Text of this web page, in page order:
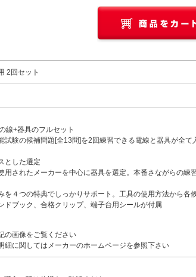
2回セット
線+器具のフルセット
試験の候補問題[全13問]を2回練習できる電線と器具が全て
とした選定
用されたメーカーを中心に器具を選定。本番さながらの練
を４つの特典でしっかりサポート。工具の使用方法から各
ドブック、合格クリップ、端子台用シールが付属
の画像をご覧ください
細に関してはメーカーのホームページを参照下さい